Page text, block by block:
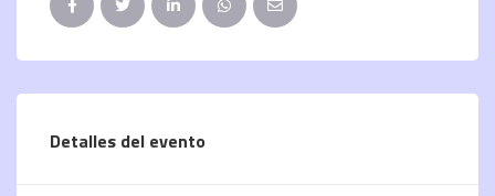
Detalles del evento